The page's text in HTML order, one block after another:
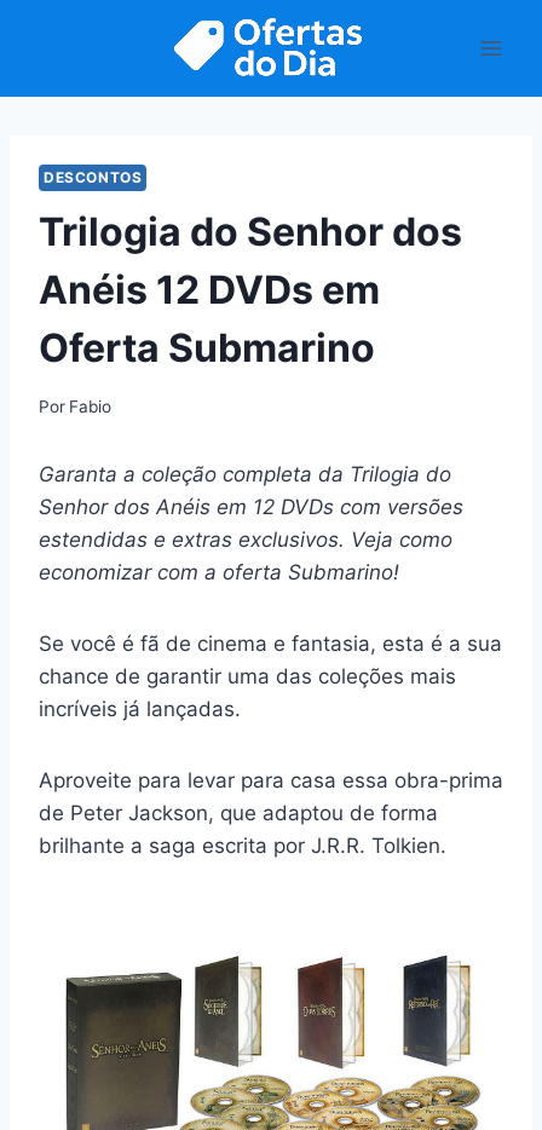
DESCONTOS
Trilogia do Senhor dos
Anéis 12 DVDs em
Oferta Submarino
Por Fabio
Garanta a coleção completa da Trilogia do
Senhor dos Anéis em 12 DVDs com versões
estendidas e extras exclusivos. Veja como
economizar com a oferta Submarino!
Se você é fã de cinema e fantasia, esta é a sua
chance de garantir uma das coleções mais
incríveis já lançadas.
Aproveite para levar para casa essa obra-prima
de Peter Jackson, que adaptou de forma
brilhante a saga escrita por J.R.R. Tolkien.